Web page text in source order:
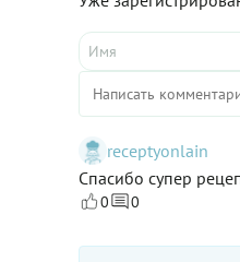
receptyonlain
Спасибо супер
0 0